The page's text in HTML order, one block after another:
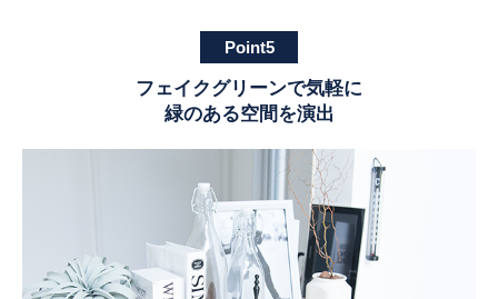
Point5
フェイクグリーンで気軽に
緑のある空間を演出